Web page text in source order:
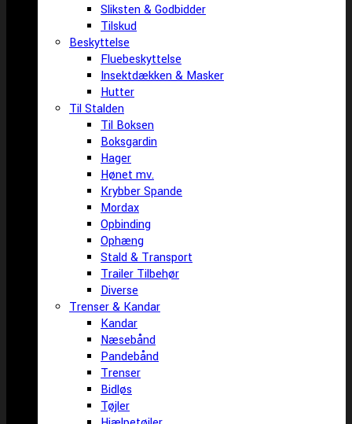
Sliksten & Godbidder
Tilskud
Beskyttelse
Fluebeskyttelse
Insektdækken & Masker
Hutter
Til Stalden
Til Boksen
Boksgardin
Hager
Hønet mv.
Krybber Spande
Mordax
Opbinding
Ophæng
Stald & Transport
Trailer Tilbehør
Diverse
Trenser & Kandar
Kandar
Næsebånd
Pandebånd
Trenser
Bidløs
Tøjler